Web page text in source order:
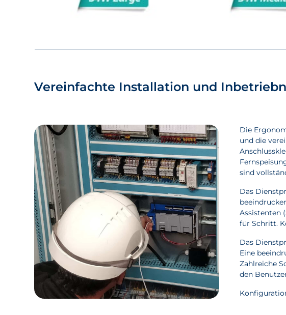
Vereinfachte Installation und
Die
und die
sind
Das
Assistenten
für Schritt.
Das
Eine
Zahlreiche
den